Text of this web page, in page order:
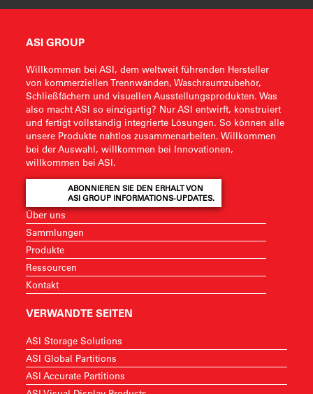
ASI GROUP
Willkommen bei ASI, dem weltweit führenden Hersteller
von kommerziellen Trennwänden, Waschraumzubehör,
Schließfächern und visuellen Ausstellungsprodukten. Was
also macht ASI so einzigartig? Nur ASI entwirft, konstruiert
und fertigt vollständig integrierte Lösungen. So können alle
unsere Produkte nahtlos zusammenarbeiten. Willkommen
bei der Auswahl, willkommen bei Innovationen,
willkommen bei ASI.
ABONNIEREN SIE DEN ERHALT VON
ASI GROUP INFORMATIONS-UPDATES.
Über uns
Sammlungen
Produkte
Ressourcen
Kontakt
VERWANDTE SEITEN
ASI Storage Solutions
ASI Global Partitions
ASI Accurate Partitions